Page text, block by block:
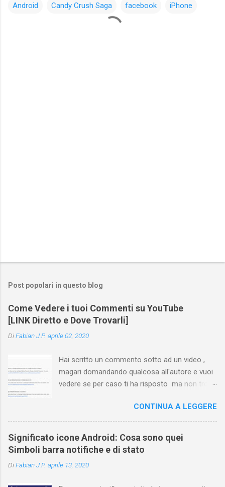
Android Candy Crush Saga facebook iPhone
Post popolari in questo blog
Come Vedere i tuoi Commenti su YouTube
[LINK Diretto e Dove Trovarli]
DiFabian J.P. aprile 02, 2020
Hai scritto un commento sotto ad un video ,
magari domandando qualcosa all'autore e vuoi
vedere se per caso ti ha risposto ma non trovi
nessuna voce del tipo " cronologia commenti
YouTube " o cose simili? Vuoi sapere come
farlo sia se accedi dal tuo computer (PC/Mac)
oppure tramite smartphone (Android o iPhone)
trovare i propri commenti di YouTube , ossia
CONTINUA A LEGGERE
Significato icone Android: Cosa sono quei
Simboli barra notifiche e di stato
DiFabian J.P. aprile 13, 2020